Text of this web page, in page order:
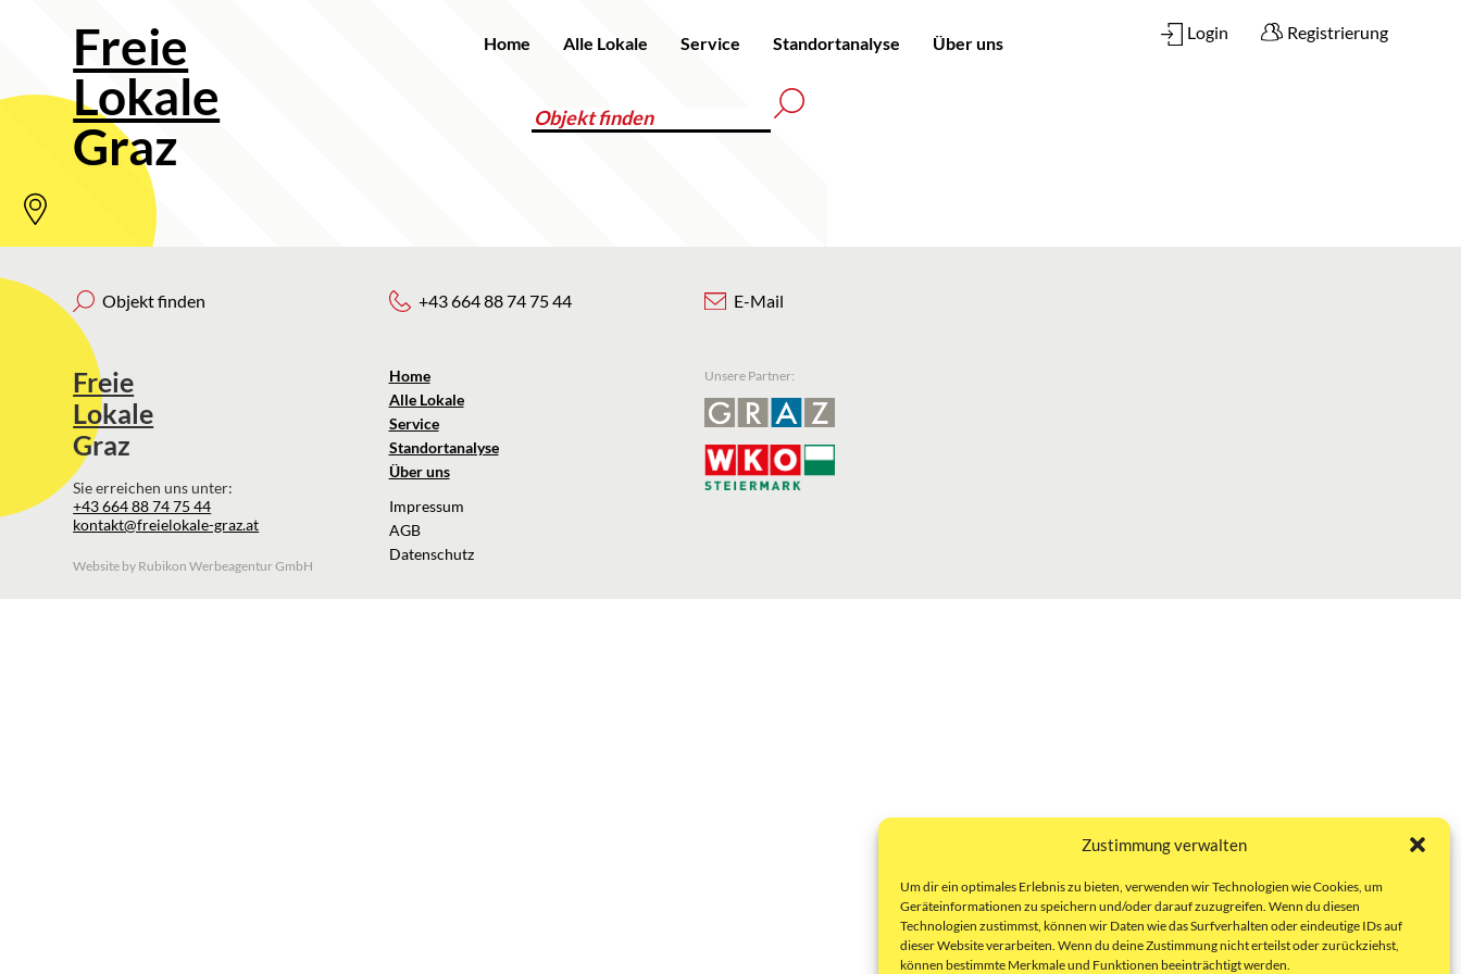
Zustimmung verwalten
Um dir ein optimales Erlebnis zu bieten, verwenden wir Technologien wie Cookies, um
Geräteinformationen zu speichern und/oder darauf zuzugreifen. Wenn du diesen
Technologien zustimmst, können wir Daten wie das Surfverhalten oder eindeutige IDs auf
dieser Website verarbeiten. Wenn du deine Zustimmung nicht erteilst oder zurückziehst,
können bestimmte Merkmale und Funktionen beeinträchtigt werden.
Freie
Lokale
Graz
Home Alle Lokale Service Standortanalyse Über uns
Login Registrierung
Objekt finden
Freie
Lokale
Graz
Sie erreichen uns unter:
+43 664 88 74 75 44
kontakt@freielokale-graz.at
Website by Rubikon Werbeagentur GmbH
+43 664 88 74 75 44
Home
Alle Lokale
Service
Standortanalyse
Über uns
Impressum
AGB
Datenschutz
E-Mail
Unsere Partner: